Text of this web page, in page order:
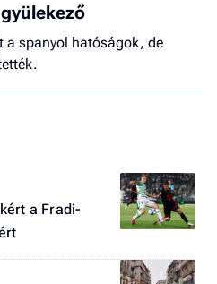
a spanyol hatóságok, de
a Fradi-